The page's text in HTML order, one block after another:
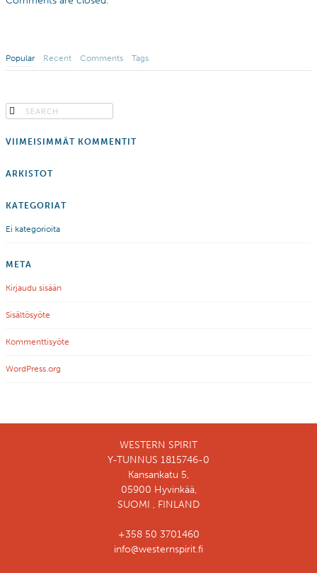
Popular Recent Comments Tags
VIIMEISIMMÄT KOMMENTIT
ARKISTOT
KATEGORIAT
Ei kategorioita
META
Kirjaudu sisään
Sisältösyöte
Kommenttisyöte
WordPress.org
WESTERN SPIRIT
Y-TUNNUS 1815746-0
Kansankatu 5,
05900 Hyvinkää,
SUOMI , FINLAND
+358 50 3701460
info@westernspirit.fi